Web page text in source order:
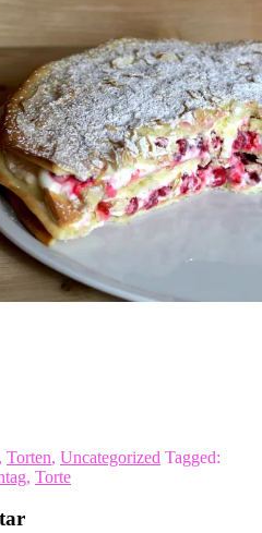
, Torten, Uncategorized Tagged:
, Torte